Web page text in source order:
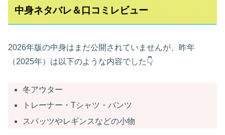
中身ネタバレ＆口コミレビュー
2026年版の中身はまだ公開されていませんが、昨年
（2025年）は以下のような内容でした👇
冬アウター
トレーナー・Tシャツ・パンツ
スパッツやレギンスなどの小物